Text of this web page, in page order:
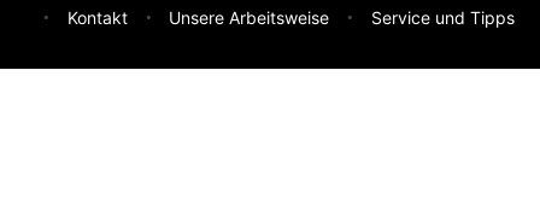
Kontakt
Unsere Arbeitsweise Service und Tipps